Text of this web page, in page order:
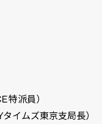
派員）
イムズ東京支局長）